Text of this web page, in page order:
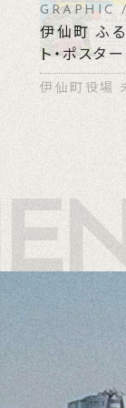
GRAPHIC
伊仙町 ふ
ト・ポスタ
伊仙町役場